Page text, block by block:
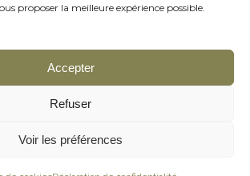
proposer la meilleure expérience possible.
Accepter
Refuser
Voir les préférences